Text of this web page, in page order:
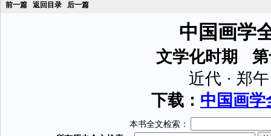
前一篇
返回目录 后一篇
中国画学
文学化时期 第
近代 · 郑
下载： 中国画
本书全文检索：